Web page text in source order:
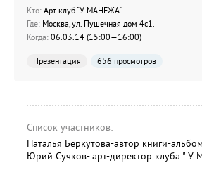
Кто: Арт-клуб "У МАНЕЖА"
Где: Москва, ул. Пушечная дом 4c1.
Когда: 06.03.14 (15:00—16:00)
Презентация 656 просмотров
Список участников:
Наталья Беркутова-автор книги-
Юрий Сучков- арт-директор клуба " У